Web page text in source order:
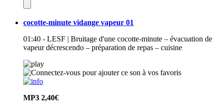
cocotte-minute vidange vapeur 01
01:40 - LESF | Bruitage d'une cocotte-minute – évacuation de
vapeur décrescendo – préparation de repas – cuisine
MP3 2,40€